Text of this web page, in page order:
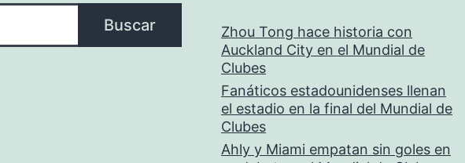
Buscar
Zhou Tong hace historia con
Auckland City en el Mundial de
Clubes
Fanáticos estadounidenses llenan
el estadio en la final del Mundial de
Clubes
Ahly y Miami empatan sin goles en